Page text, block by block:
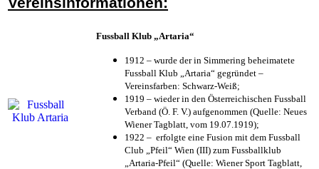
Fussball Klub „Artaria“
1912 – wurde der in Simmering beheimatete
Fussball Klub „Artaria“ gegründet –
Vereinsfarben: Schwarz-Weiß;
1919 – wieder in den Österreichischen Fussball
Verband (Ö. F. V.) aufgenommen (Quelle: Neues
Wiener Tagblatt, vom 19.07.1919);
1922 – erfolgte eine Fusion mit dem Fussball
Club „Pfeil“ Wien (III) zum Fussballklub
„Artaria-Pfeil“ (Quelle: Wiener Sport Tagblatt,